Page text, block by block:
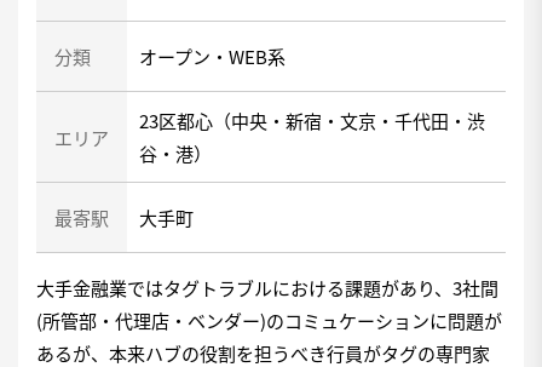
分類 オープン・WEB系
エリア
23区都心（中央・新宿・文京・千代田・渋
谷・港）
最寄駅 大手町
大手金融業ではタグトラブルにおける課題があり、3社間
(所管部・代理店・ベンダー)のコミュケーションに問題が
あるが、本来ハブの役割を担うべき行員がタグの専門家